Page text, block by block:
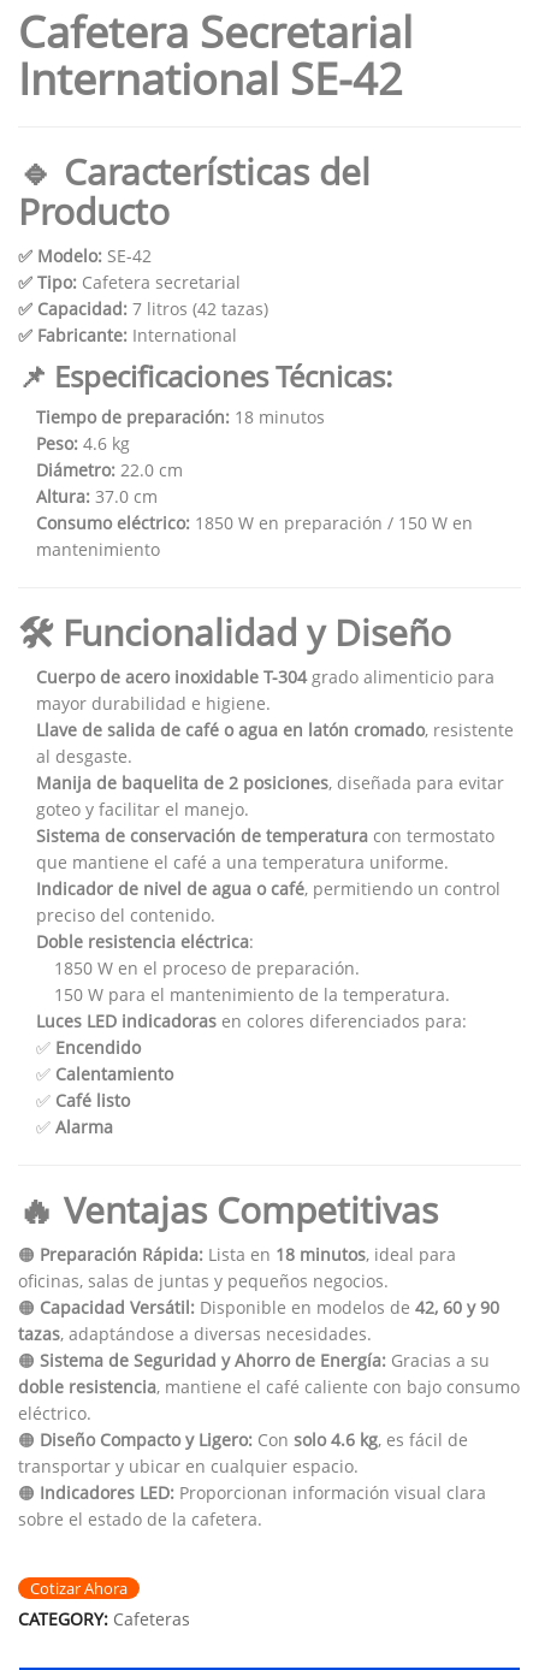
Cafetera Secretarial
International SE-42
🔹 Características del
Producto
✅ Modelo: SE-42
✅ Tipo: Cafetera secretarial
✅ Capacidad: 7 litros (42 tazas)
✅ Fabricante: International
📌 Especificaciones Técnicas:
Tiempo de preparación: 18 minutos
Peso: 4.6 kg
Diámetro: 22.0 cm
Altura: 37.0 cm
Consumo eléctrico: 1850 W en preparación / 150 W en
mantenimiento
🛠️ Funcionalidad y Diseño
Cuerpo de acero inoxidable T-304grado alimenticio para
mayor durabilidad e higiene.
Llave de salida de café o agua en latón cromado, resistente
al desgaste.
Manija de baquelita de 2 posiciones, diseñada para evitar
goteo y facilitar el manejo.
Sistema de conservación de temperatura con termostato
que mantiene el café a una temperatura uniforme.
Indicador de nivel de agua o café, permitiendo un control
preciso del contenido.
Doble resistencia eléctrica:
1850 W en el proceso de preparación.
150 W para el mantenimiento de la temperatura.
Luces LED indicadoras en colores diferenciados para:
✅ Encendido
✅ Calentamiento
✅ Café listo
✅ Alarma
🔥 Ventajas Competitivas
🟠 Preparación Rápida: Lista en 18 minutos, ideal para
oficinas, salas de juntas y pequeños negocios.
🟠 Capacidad Versátil: Disponible en modelos de 42, 60 y 90
tazas, adaptándose a diversas necesidades.
🟠 Sistema de Seguridad y Ahorro de Energía: Gracias a su
doble resistencia, mantiene el café caliente con bajo consumo
eléctrico.
🟠 Diseño Compacto y Ligero: Con solo 4.6 kg, es fácil de
transportar y ubicar en cualquier espacio.
🟠 Indicadores LED: Proporcionan información visual clara
sobre el estado de la cafetera.
Cotizar Ahora
CATEGORY: Cafeteras